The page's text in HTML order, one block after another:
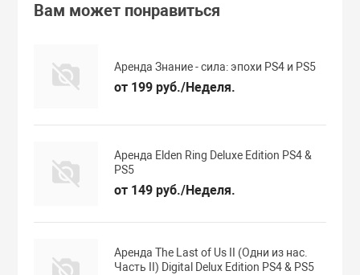
Вам может понравиться
Аренда Знание - сила: эпохи PS4 и PS5
от 199 руб./Неделя.
Аренда Elden Ring Deluxe Edition PS4 &
PS5
от 149 руб./Неделя.
Аренда The Last of Us II (Одни из нас.
Часть II) Digital Delux Edition PS4 & PS5